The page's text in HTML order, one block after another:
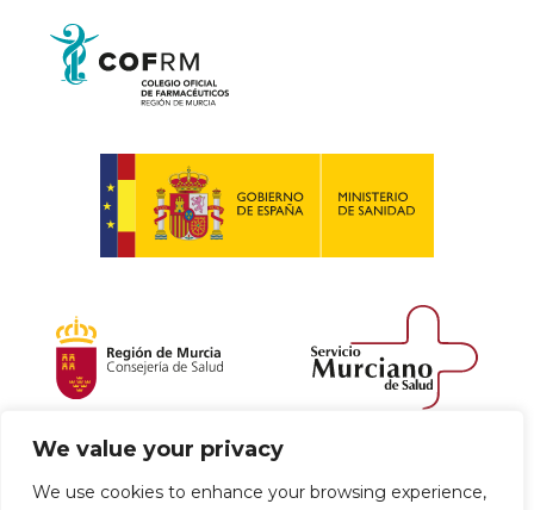
We value your privacy
We use cookies to enhance your browsing experience,
Política de envío y devoluciones